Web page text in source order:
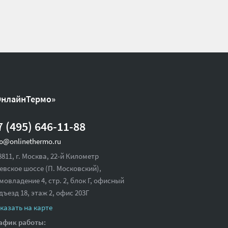
(495) 646-11-88
г. Москва, 22-й Километр
шоссе (П. Московский),
4, стр. 2, блок Г, офисный
18,этаж 2, офис 203Г
на карте
работы: